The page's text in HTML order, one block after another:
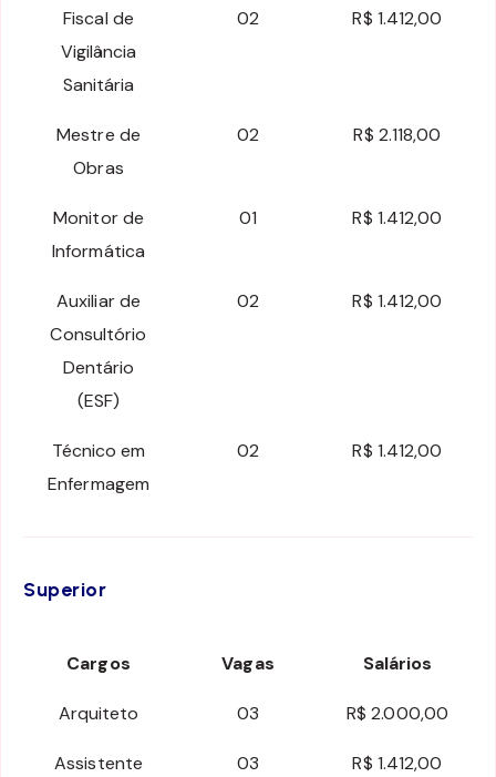
Fiscal de
Vigilância
Sanitária
02 R$ 1.412,00
Mestre de
Obras
02 R$ 2.118,00
Monitor de
Informática
01 R$ 1.412,00
Auxiliar de
Consultório
Dentário
(ESF)
02 R$ 1.412,00
Técnico em
Enfermagem
02 R$ 1.412,00
Superior
Cargos Vagas Salários
Arquiteto 03 R$ 2.000,00
Assistente
03 R$ 1.412,00